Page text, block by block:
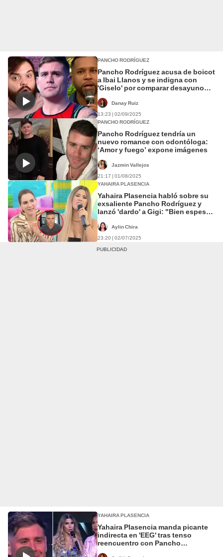
PANCHO RODRÍGUEZ
Pancho Rodríguez acusa de boicot
a Ibai Llanos y se indigna con
'Giselo' por comparar desayuno
Danay Ruiz
13:23 | 02/09/2025
PANCHO RODRÍGUEZ
Pancho Rodríguez tendría un
nuevo romance con odontóloga:
‘Amor y fuego’ expone imágenes
Jazmin Vallejos
21:17 | 01/08/2025
YAHAIRA PLASENCIA
Yahaira Plasencia habló sobre su
exsaliente Pancho Rodríguez y
lanzó 'dardo' a Gigi: "Bien espesa
Aylin Chira
23:20 | 02/07/2025
YAHAIRA PLASENCIA
Yahaira Plasencia manda picante
indirecta en 'EEG' tras tenso
reencuentro con Pancho